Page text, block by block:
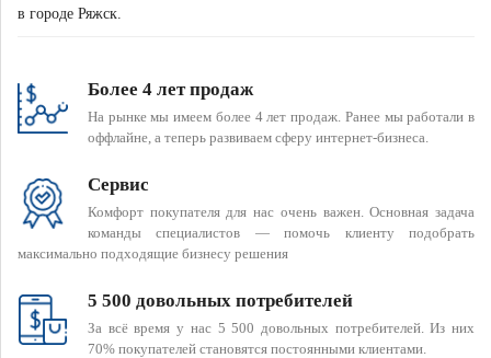
в городе Ряжск.
Более 4 лет продаж
На рынке мы имеем более 4 лет продаж. Ранее мы работали в
оффлайне, а теперь развиваем сферу интернет-бизнеса.
Сервис
Комфорт покупателя для нас очень важен. Основная задача
команды специалистов — помочь клиенту подобрать
максимально подходящие бизнесу решения
5 500 довольных потребителей
За всё время у нас 5 500 довольных потребителей. Из них
70% покупателей становятся постоянными клиентами.